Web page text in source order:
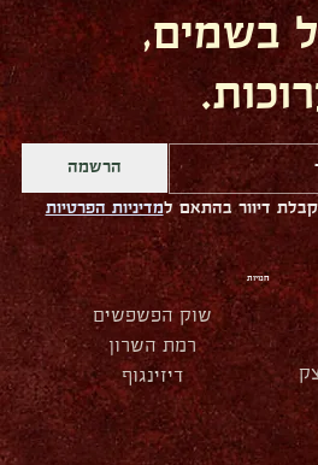
חנויות
שוק הפשפשים
רמת השרון
דיזינגוף
בשמים,
הרשמה
דיוור בהתאם למדיניות הפרטיות